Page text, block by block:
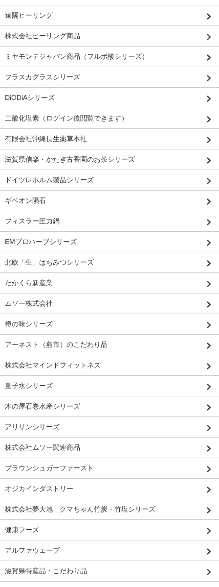
遠隔ヒーリング
株式会社ヒーリング商品
ミヤモンテジャパン商品（フルボ酸シリーズ）
フラスカグラスシリーズ
DiODiAシリーズ
二酸化塩素（ログイン後閲覧できます）
有限会社沖縄長生薬草本社
滋賀県信楽・かたぎ古香園のお茶シリーズ
ドイツレホルム製品シリーズ
ギベオン隕石
フィスラー圧力鍋
EMプロハーブシリーズ
北欧「生」はちみつシリーズ
たかくら新産業
ムソー株式会社
樽の味シリーズ
アーネスト（燕市）のこだわり品
株式会社マインドフィットネス
量子水シリーズ
木の屋石巻水産シリーズ
アリサンシリーズ
株式会社ムソー関連商品
ブラウンシュガーファースト
オジカインダストリー
株式会社夢大地 クマちゃん竹炭・竹塩シリーズ
健康フーズ
アルファウェーブ
滋賀県特産品・こだわり品